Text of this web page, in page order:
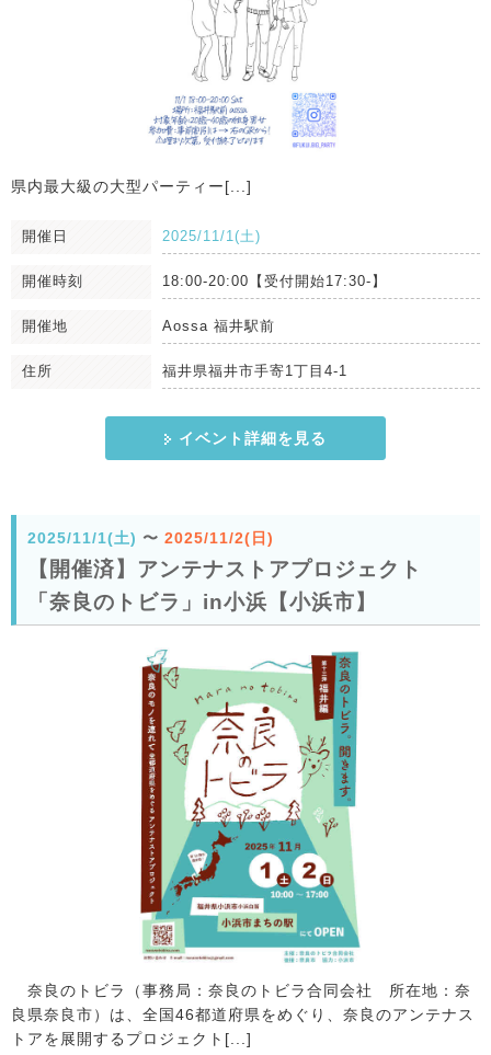
県内最大級の大型パーティー[...]
開催日 2025/11/1(土)
開催時刻 18:00-20:00【受付開始17:30-】
開催地 Aossa 福井駅前
住所 福井県福井市手寄1丁目4-1
イベント詳細を見る
2025/11/1(土) 〜 2025/11/2(日)
【開催済】アンテナストアプロジェクト
「奈良のトビラ」in小浜【小浜市】
奈良のトビラ（事務局：奈良のトビラ合同会社 所在地：奈
良県奈良市）は、全国46都道府県をめぐり、奈良のアンテナス
トアを展開するプロジェクト[...]